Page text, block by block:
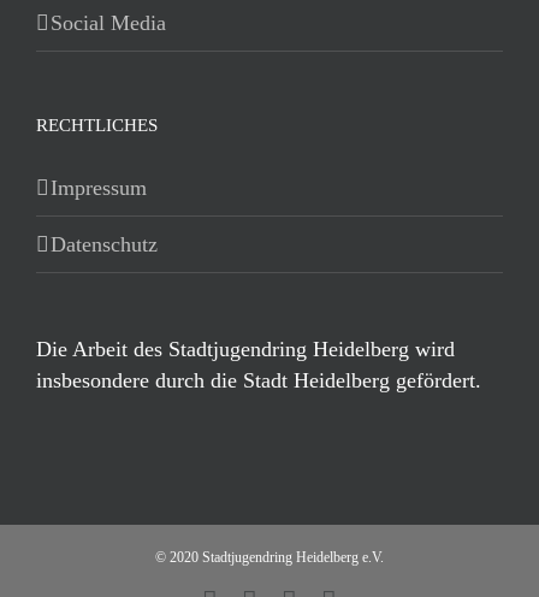
Social Media
RECHTLICHES
Impressum
Datenschutz
Die Arbeit des Stadtjugendring Heidelberg wird
insbesondere durch die Stadt Heidelberg gefördert.
© 2020 Stadtjugendring Heidelberg e.V.